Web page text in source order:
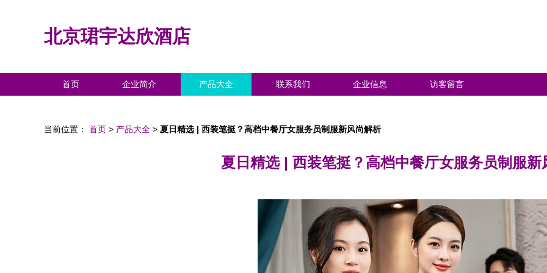
北京珺宇达欣酒店
首页 企业简介 产品大全 联系我们 企业信息 访客留言
当前位置： 首页 > 产品大全 > 夏日精选 | 西装笔挺？高档中餐厅女服务员制服新风尚解析
夏日精选 | 西装笔挺？高档中餐厅女服务员制服新